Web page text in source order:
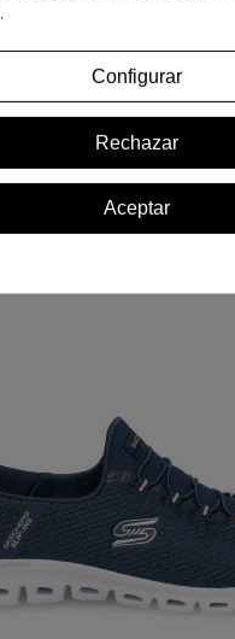
EN LA MISMA
Configurar
Rechazar
Aceptar